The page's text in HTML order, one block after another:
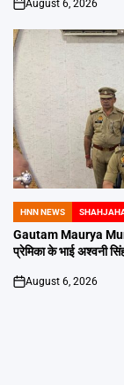
on
August 6, 2026
POSTED
IN
HNN NEWS
Gautam Maurya
प्रेमिका के भाई अश्वनी
on
August 6, 2026